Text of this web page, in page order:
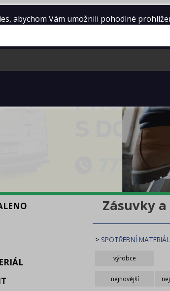
Zásuvky
> SPOTŘEBNÍ MATERIÁL
výrobce
nejnovější
abychom Vám umožnili pohodlné